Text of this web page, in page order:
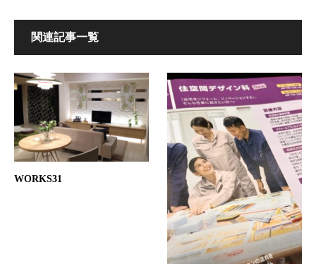
関連記事一覧
WORKS31